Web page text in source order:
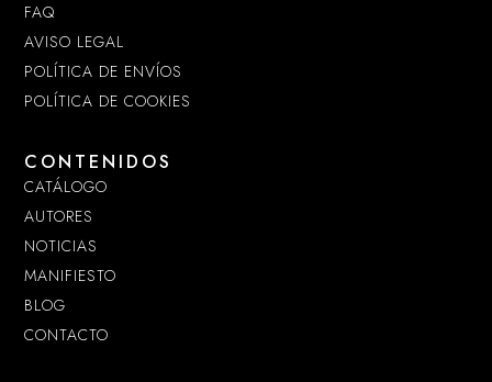
FAQ
AVISO LEGAL
POLÍTICA DE ENVÍOS
POLÍTICA DE COOKIES
CONTENIDOS
CATÁLOGO
AUTORES
NOTICIAS
MANIFIESTO
BLOG
CONTACTO